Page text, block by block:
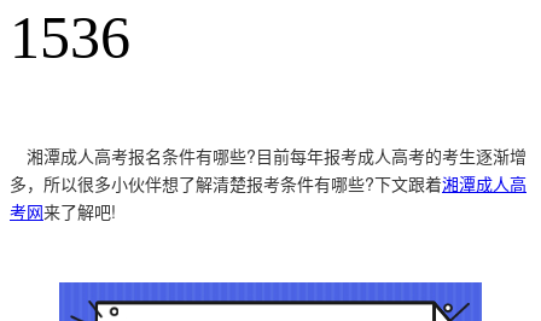
1536
湘潭成人高考报名条件有哪些?目前每年报考成人高考的考生逐渐增
多，所以很多小伙伴想了解清楚报考条件有哪些?下文跟着湘潭成人高
考网来了解吧!